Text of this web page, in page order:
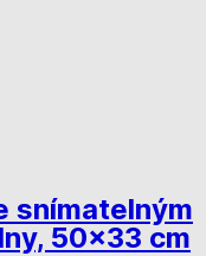
snímatelným
50x33 cm